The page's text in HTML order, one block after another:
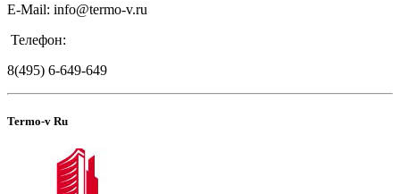
E-Mail: info@termo-v.ru
Телефон:
8(495) 6-649-649
Termo-v Ru